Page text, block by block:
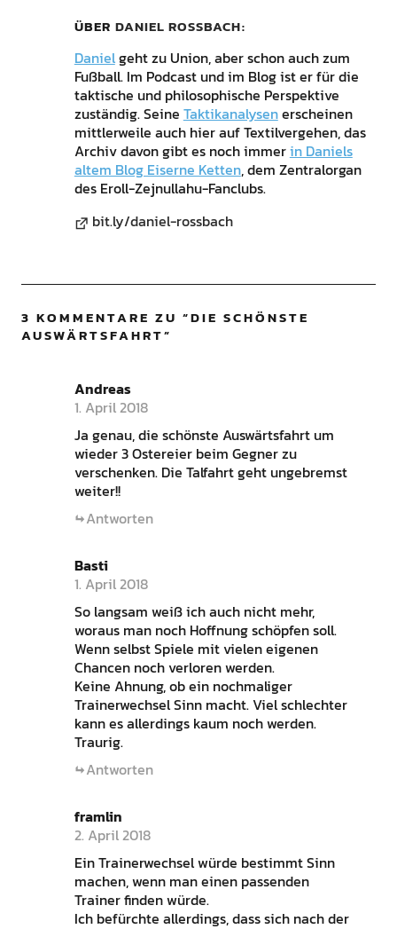
ÜBER DANIEL ROSSBACH
Danielgeht zu Union, aber schon auch zum
Fußball. Im Podcast und im Blog ist er für die
taktische und philosophische Perspektive
zuständig. Seine Taktikanalysenerscheinen
mittlerweile auch hier auf Textilvergehen, das
Archiv davon gibt es noch immerin Daniels
altem Blog Eiserne Ketten, dem Zentralorgan
des Eroll-Zejnullahu-Fanclubs.
bit.ly/daniel-rossbach
3 KOMMENTARE ZU “DIE SCHÖNSTE
AUSWÄRTSFAHRT”
Andreas
1. April 2018
Ja genau, die schönste Auswärtsfahrt um
wieder 3 Ostereier beim Gegner zu
verschenken. Die Talfahrt geht ungebremst
weiter!!
Antworten
Basti
1. April 2018
So langsam weiß ich auch nicht mehr,
woraus man noch Hoffnung schöpfen soll.
Wenn selbst Spiele mit vielen eigenen
Chancen noch verloren werden.
Keine Ahnung, ob ein nochmaliger
Trainerwechsel Sinn macht. Viel schlechter
kann es allerdings kaum noch werden.
Traurig.
Antworten
framlin
2. April 2018
Ein Trainerwechsel würde bestimmt Sinn
machen, wenn man einen passenden
Trainer finden würde.
Ich befürchte allerdings, dass sich nach der